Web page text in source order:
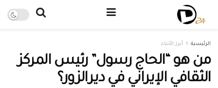
الرئيسية أبرز الأنباء
من هو “الحاج رسول” رئيس المركز
الثقافي الإيراني في ديرالزور؟